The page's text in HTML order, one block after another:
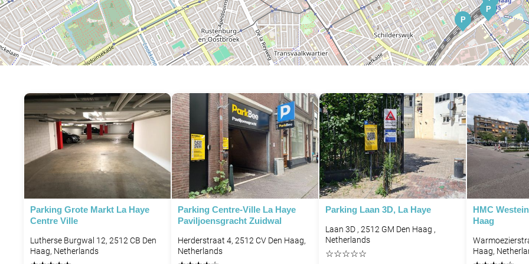
P
P
P
P
P
Parking Grote Markt La Haye
Centre Ville
Lutherse Burgwal 12, 2512 CB Den
Haag, Netherlands
Parking Centre-Ville La Haye
Paviljoensgracht Zuidwal
Herderstraat 4, 2512 CV Den Haag,
Netherlands
Parking Laan 3D, La Haye
Laan 3D , 2512 GM Den Haag ,
Netherlands
☆☆☆☆☆
HMC
Haag
Haag,